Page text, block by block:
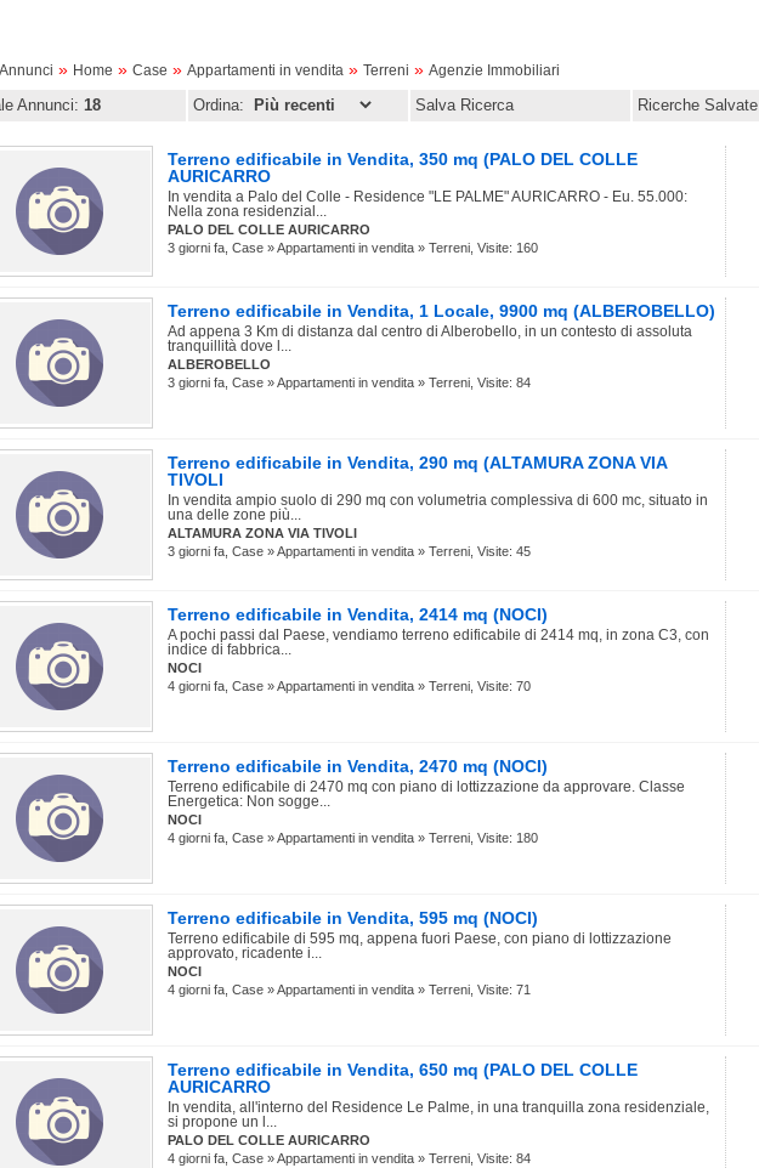
» Home » Case » Appartamenti in vendita » Terreni » Agenzie Immobiliari
Annunci: 18 Ordina: Salva Ricerca Ricerche Salvate
Terreno edificabile in Vendita, 350 mq (PALO DEL COLLE
AURICARRO
In vendita a Palo del Colle - Residence "LE PALME" AURICARRO - Eu. 55.000:
Nella zona residenzial...
PALO DEL COLLE AURICARRO
3 giorni fa, Case » Appartamenti in vendita » Terreni, Visite: 160
Terreno edificabile in Vendita, 1 Locale, 9900 mq (ALBEROBELLO)
Ad appena 3 Km di distanza dal centro di Alberobello, in un contesto di assoluta
tranquillità dove l...
ALBEROBELLO
3 giorni fa, Case » Appartamenti in vendita » Terreni, Visite: 84
Terreno edificabile in Vendita, 290 mq (ALTAMURA ZONA VIA
TIVOLI
In vendita ampio suolo di 290 mq con volumetria complessiva di 600 mc, situato in
una delle zone più...
ALTAMURA ZONA VIA TIVOLI
3 giorni fa, Case » Appartamenti in vendita » Terreni, Visite: 45
Terreno edificabile in Vendita, 2414 mq (NOCI)
A pochi passi dal Paese, vendiamo terreno edificabile di 2414 mq, in zona C3, con
indice di fabbrica...
NOCI
4 giorni fa, Case » Appartamenti in vendita » Terreni, Visite: 70
Terreno edificabile in Vendita, 2470 mq (NOCI)
Terreno edificabile di 2470 mq con piano di lottizzazione da approvare. Classe
Energetica: Non sogge...
NOCI
4 giorni fa, Case » Appartamenti in vendita » Terreni, Visite: 180
Terreno edificabile in Vendita, 595 mq (NOCI)
Terreno edificabile di 595 mq, appena fuori Paese, con piano di lottizzazione
approvato, ricadente i...
NOCI
4 giorni fa, Case » Appartamenti in vendita » Terreni, Visite: 71
Terreno edificabile in Vendita, 650 mq (PALO DEL COLLE
AURICARRO
In vendita, all'interno del Residence Le Palme, in una tranquilla zona residenziale,
si propone un l...
PALO DEL COLLE AURICARRO
4 giorni fa, Case » Appartamenti in vendita » Terreni, Visite: 84